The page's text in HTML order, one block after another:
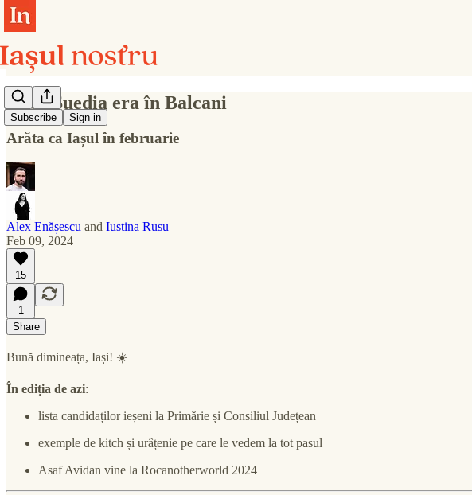
Subscribe Sign in
Dacă Suedia era în Balcani
Arăta ca Iașul în februarie
Alex Enășescu and Iustina Rusu
Feb 09, 2024
15
1
Share
Bună dimineața, Iași! ☀️
În ediția de azi:
lista candidaților ieșeni la Primărie și Consiliul Județean
exemple de kitch și urâțenie pe care le vedem la tot pasul
Asaf Avidan vine la Rocanotherworld 2024